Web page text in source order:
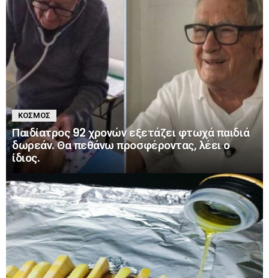
ΚΌΣΜΟΣ
Παιδίατρος 92 χρονών εξετάζει φτωχά παιδιά
δωρεάν. Θα πεθάνω προσφέροντας, λέει ο
ίδιος.